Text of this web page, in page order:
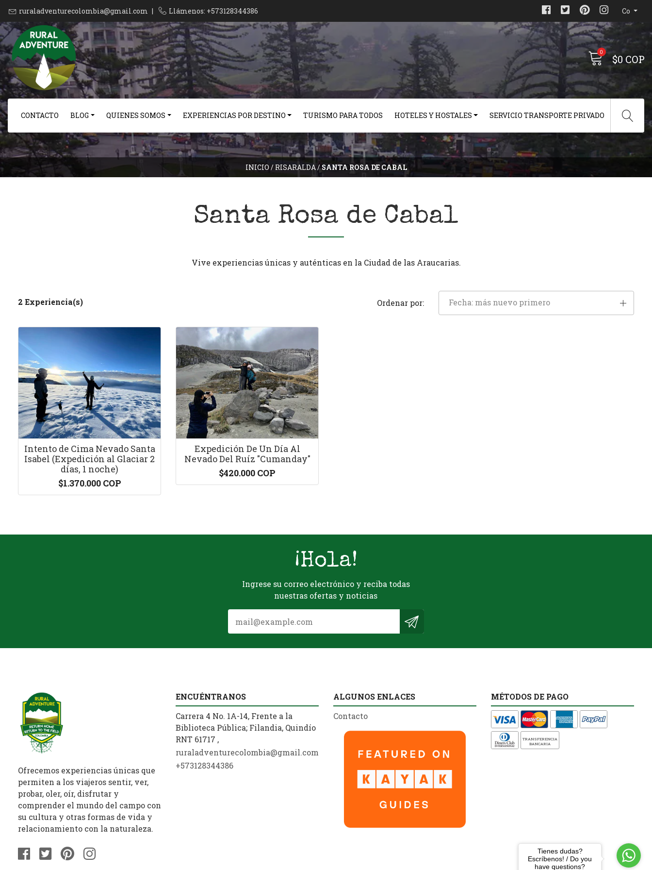
ruraladventurecolombia@gmail.com | Llámenos: +573128344386 Co
0
$0 COP
CONTACTO BLOG QUIENES SOMOS EXPERIENCIAS POR DESTINO TURISMO PARA TODOS HOTELES Y HOSTALES SERVICIO TRANSPORTE PRIVADO
INICIO/ RISARALDA/SANTA ROSA DE CABAL
Santa Rosa de Cabal
Vive experiencias únicas y auténticas en la Ciudad de las Araucarias.
2 Experiencia(s) Ordenar por: Fecha: más nuevo primero
Intento de Cima Nevado Santa
Isabel (Expedición al Glaciar 2
días, 1 noche)
$1.370.000 COP
Expedición De Un Día Al
Nevado Del Ruíz "Cumanday"
$420.000 COP
¡Hola!
Ingrese su correo electrónico y reciba todas
nuestras ofertas y noticias
Ofrecemos experiencias únicas que
permiten a los viajeros sentir, ver,
probar, oler, oír, disfrutar y
comprender el mundo del campo con
su cultura y otras formas de vida y
relacionamiento con la naturaleza.
ENCUÉNTRANOS
Carrera 4 No. 1A-14, Frente a la
Biblioteca Pública; Filandia, Quindío
RNT 61717 ,
ruraladventurecolombia@gmail.com
+573128344386
ALGUNOS ENLACES
Contacto
MÉTODOS DE PAGO
TRANSFERENCIA
BANCARIA
Tienes dudas?
Escríbenos! / Do you
have questions?